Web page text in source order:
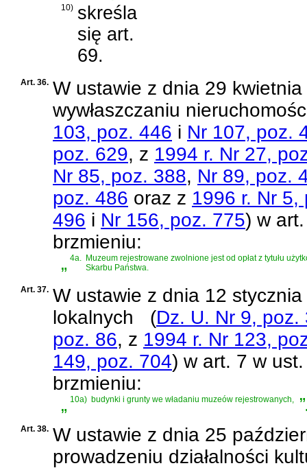
10) skreśla
się art.
69.
Art. 36. W ustawie z dnia 29
wywłaszczaniu
103, poz. 446 i Nr 107, poz.
poz. 629, z 1994 r. Nr 27,
Nr 85, poz. 388, Nr 89, poz.
poz. 486 oraz z 1996 r. Nr 5,
496 i Nr 156, poz. 775) w
brzmieniu:
„4a. Muzeum rejestrowane zwolnione jest od opłat z tytułu
Skarbu Państwa.
Art. 37. W ustawie z dnia 12
lokalnych
(Dz. U. Nr 9, poz.
poz. 86, z 1994 r. Nr 123,
149, poz. 704) w art. 7 w
brzmieniu:
„10a) budynki i grunty we władaniu muzeów rejestrowanych, ”
Art. 38. W ustawie z dnia 25
prowadzeniu działalności